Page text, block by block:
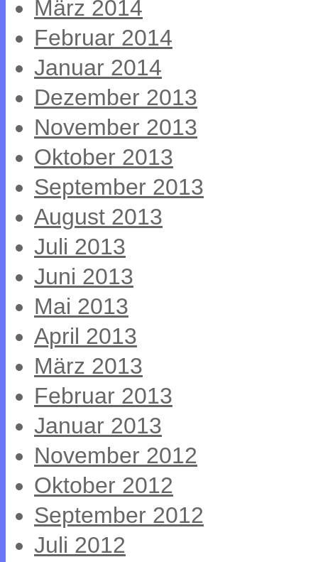
März 2014
Februar 2014
Januar 2014
Dezember 2013
November 2013
Oktober 2013
September 2013
August 2013
Juli 2013
Juni 2013
Mai 2013
April 2013
März 2013
Februar 2013
Januar 2013
November 2012
Oktober 2012
September 2012
Juli 2012